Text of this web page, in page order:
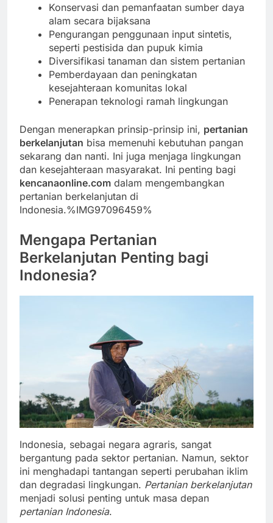
Konservasi dan pemanfaatan sumber daya
alam secara bijaksana
Pengurangan penggunaan input sintetis,
seperti pestisida dan pupuk kimia
Diversifikasi tanaman dan sistem pertanian
Pemberdayaan dan peningkatan
kesejahteraan komunitas lokal
Penerapan teknologi ramah lingkungan
Dengan menerapkan prinsip-prinsip ini, pertanian
berkelanjutan bisa memenuhi kebutuhan pangan
sekarang dan nanti. Ini juga menjaga lingkungan
dan kesejahteraan masyarakat. Ini penting bagi
kencanaonline.com dalam mengembangkan
pertanian berkelanjutan di
Indonesia.%IMG97096459%
Mengapa Pertanian
Berkelanjutan Penting bagi
Indonesia?
Indonesia, sebagai negara agraris, sangat
bergantung pada sektor pertanian. Namun, sektor
ini menghadapi tantangan seperti perubahan iklim
dan degradasi lingkungan. Pertanian berkelanjutan
menjadi solusi penting untuk masa depan
pertanian Indonesia.